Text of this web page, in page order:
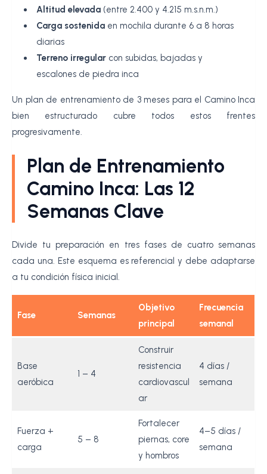
Altitud elevada (entre 2.400 y 4.215 m.s.n.m.)
Carga sostenida en mochila durante 6 a 8 horas
diarias
Terreno irregular con subidas, bajadas y
escalones de piedra inca
Un plan de entrenamiento de 3 meses para el Camino Inca
bien estructurado cubre todos estos frentes
progresivamente.
Plan de Entrenamiento
Camino Inca: Las 12
Semanas Clave
Divide tu preparación en tres fases de cuatro semanas
cada una. Este esquema es referencial y debe adaptarse
a tu condición física inicial.
Fase Semanas
Objetivo
principal
Frecuencia
semanal
Base
aeróbica
1 – 4
Construir
resistencia
cardiovascul
ar
4 días /
semana
Fuerza +
carga
5 – 8
Fortalecer
piernas, core
y hombros
4–5 días /
semana